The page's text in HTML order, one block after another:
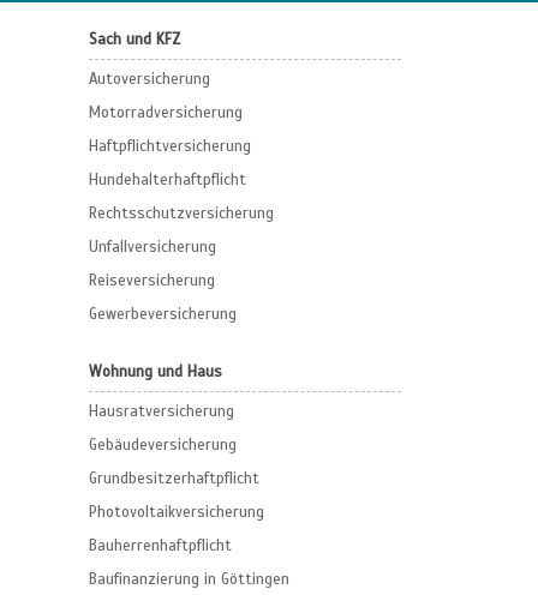
Sach und KFZ
Autoversicherung
Motorradversicherung
Haftpflichtversicherung
Hundehalterhaftpflicht
Rechtsschutzversicherung
Unfallversicherung
Reiseversicherung
Gewerbeversicherung
Wohnung und Haus
Hausratversicherung
Gebäudeversicherung
Grundbesitzerhaftpflicht
Photovoltaikversicherung
Bauherrenhaftpflicht
Baufinanzierung in Göttingen